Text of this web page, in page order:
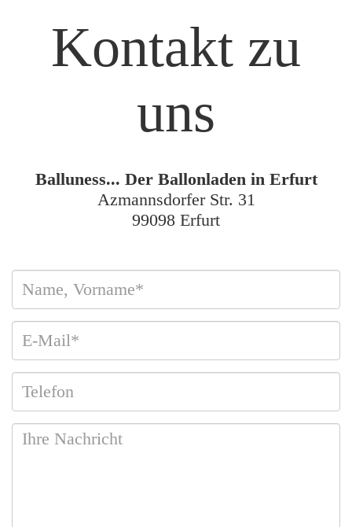
Kontakt zu
uns
Balluness... Der Ballonladen in Erfurt
Azmannsdorfer Str. 31
99098 Erfurt